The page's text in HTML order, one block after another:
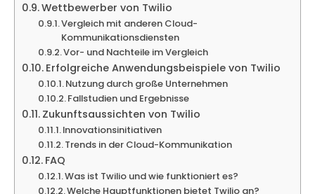
Wettbewerber von Twilio
Vergleich mit anderen Cloud-
Kommunikationsdiensten
Vor- und Nachteile im Vergleich
Erfolgreiche Anwendungsbeispiele von Twilio
Nutzung durch große Unternehmen
Fallstudien und Ergebnisse
Zukunftsaussichten von Twilio
Innovationsinitiativen
Trends in der Cloud-Kommunikation
FAQ
Was ist Twilio und wie funktioniert es?
Welche Hauptfunktionen bietet Twilio an?